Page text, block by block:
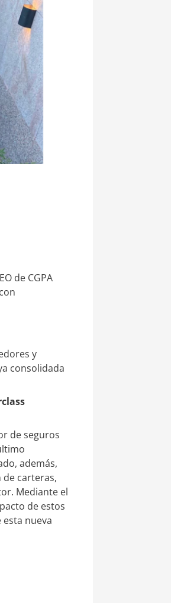
de CGPA
y
consolidada
de seguros
además,
de carteras,
Mediante el
de estos
nueva